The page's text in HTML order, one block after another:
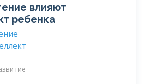
влияют
ребенка